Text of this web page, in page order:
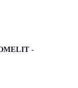
-